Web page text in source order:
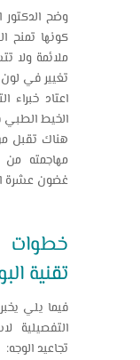
وضح
كونها تمنح
ملائمة ولا
تغيير في لون
اعتاد خبراء
الخيط
هناك تقبل
مهاجمته من
غضون عشرة
خطوات
تقنية
فيما يلي
التفصيلية
تجاعيد الوجه: